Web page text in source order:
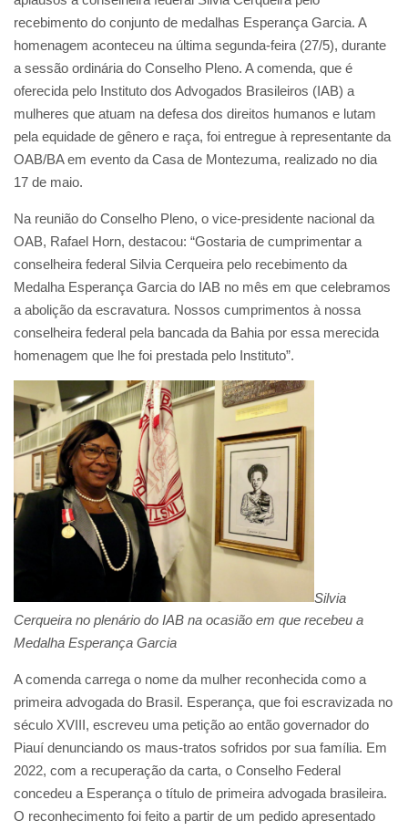
recebimento do conjunto de medalhas Esperança Garcia. A
homenagem aconteceu na última segunda-feira (27/5), durante
a sessão ordinária do Conselho Pleno. A comenda, que é
oferecida pelo Instituto dos Advogados Brasileiros (IAB) a
mulheres que atuam na defesa dos direitos humanos e lutam
pela equidade de gênero e raça, foi entregue à representante da
OAB/BA em evento da Casa de Montezuma, realizado no dia
17 de maio.
Na reunião do Conselho Pleno, o vice-presidente nacional da
OAB, Rafael Horn, destacou: “Gostaria de cumprimentar a
conselheira federal Silvia Cerqueira pelo recebimento da
Medalha Esperança Garcia do IAB no mês em que celebramos
a abolição da escravatura. Nossos cumprimentos à nossa
conselheira federal pela bancada da Bahia por essa merecida
homenagem que lhe foi prestada pelo Instituto”.
Silvia
Cerqueira no plenário do IAB na ocasião em que recebeu a
Medalha Esperança Garcia
A comenda carrega o nome da mulher reconhecida como a
primeira advogada do Brasil. Esperança, que foi escravizada no
século XVIII, escreveu uma petição ao então governador do
Piauí denunciando os maus-tratos sofridos por sua família. Em
2022, com a recuperação da carta, o Conselho Federal
concedeu a Esperança o título de primeira advogada brasileira.
O reconhecimento foi feito a partir de um pedido apresentado